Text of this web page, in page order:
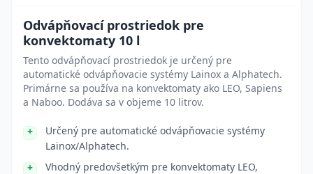
Odvápňovací prostriedok pre
konvektomaty 10 l
Tento odvápňovací prostriedok je určený pre
automatické odvápňovacie systémy Lainox a Alphatech.
Primárne sa používa na konvektomaty ako LEO, Sapiens
a Naboo. Dodáva sa v objeme 10 litrov.
Určený pre automatické odvápňovacie systémy
Lainox/Alphatech.
Vhodný predovšetkým pre konvektomaty LEO,